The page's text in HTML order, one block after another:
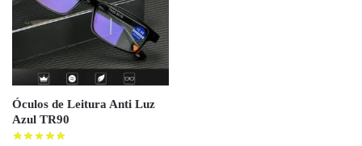
Óculos de Leitura Anti Luz
Azul TR90